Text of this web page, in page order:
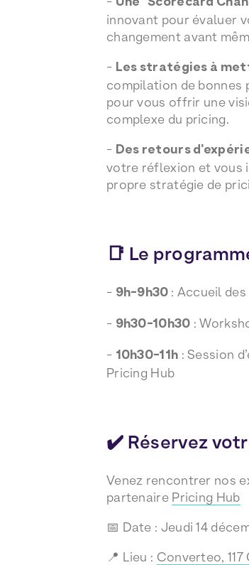
innovant pour évaluer
changement avant
- Les stratégies à
compilation de bonnes
pour vous offrir une
complexe du pricing.
- Des retours
votre réflexion et vous
propre stratégie de
📑 Le
- 9h-9h30 : Accueil
- 9h30-10h30 :
- 10h30-11h : Session
Pricing Hub
✔️ Réservez
Venez rencontrer nos
partenaire Pricing Hub
📅 Date : Jeudi 14
📍 Lieu : Converteo, 117